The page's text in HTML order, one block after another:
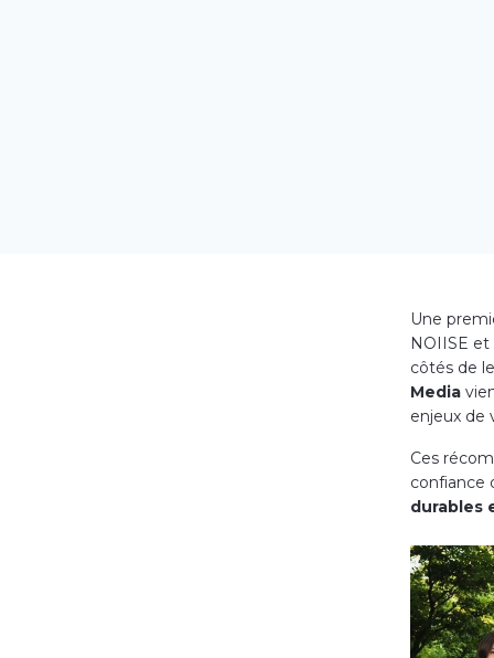
Une
NOIISE
côtés de
Media
enjeux de
Ces
confiance
durables